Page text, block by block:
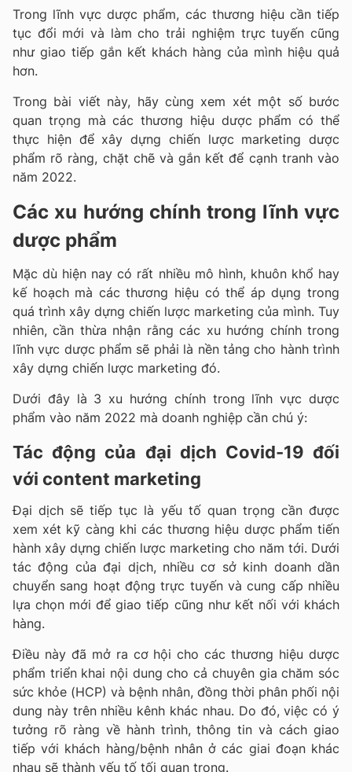
Trong lĩnh vực dược phẩm, các thương hiệu cần tiếp
tục đổi mới và làm cho trải nghiệm trực tuyến cũng
như giao tiếp gắn kết khách hàng của mình hiệu quả
hơn.
Trong bài viết này, hãy cùng xem xét một số bước
quan trọng mà các thương hiệu dược phẩm có thể
thực hiện để xây dựng chiến lược marketing dược
phẩm rõ ràng, chặt chẽ và gắn kết để cạnh tranh vào
năm 2022.
Các xu hướng chính trong lĩnh vực
dược phẩm
Mặc dù hiện nay có rất nhiều mô hình, khuôn khổ hay
kế hoạch mà các thương hiệu có thể áp dụng trong
quá trình xây dựng chiến lược marketing của mình. Tuy
nhiên, cần thừa nhận rằng các xu hướng chính trong
lĩnh vực dược phẩm sẽ phải là nền tảng cho hành trình
xây dựng chiến lược marketing đó.
Dưới đây là 3 xu hướng chính trong lĩnh vực dược
phẩm vào năm 2022 mà doanh nghiệp cần chú ý:
Tác động của đại dịch Covid-19 đối
với content marketing
Đại dịch sẽ tiếp tục là yếu tố quan trọng cần được
xem xét kỹ càng khi các thương hiệu dược phẩm tiến
hành xây dựng chiến lược marketing cho năm tới. Dưới
tác động của đại dịch, nhiều cơ sở kinh doanh dần
chuyển sang hoạt động trực tuyến và cung cấp nhiều
lựa chọn mới để giao tiếp cũng như kết nối với khách
hàng.
Điều này đã mở ra cơ hội cho các thương hiệu dược
phẩm triển khai nội dung cho cả chuyên gia chăm sóc
sức khỏe (HCP) và bệnh nhân, đồng thời phân phối nội
dung này trên nhiều kênh khác nhau. Do đó, việc có ý
tưởng rõ ràng về hành trình, thông tin và cách giao
tiếp với khách hàng/bệnh nhân ở các giai đoạn khác
nhau sẽ thành yếu tố tối quan trọng.